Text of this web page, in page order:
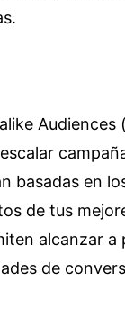
Audiences
basadas en
de tus
alcanzar a
de